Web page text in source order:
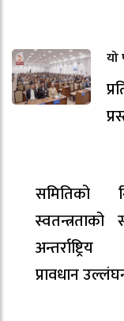
यो
समितिको
प्रावधान